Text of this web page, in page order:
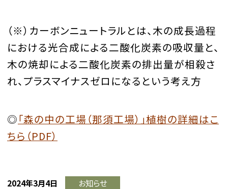
（※）カーボンニュートラルとは、木の成長過程
における光合成による二酸化炭素の吸収量と、
木の焼却による二酸化炭素の排出量が相殺さ
れ、プラスマイナスゼロになるという考え方
◎「森の中の工場（那須工場）」植樹の詳細はこ
ちら（PDF）
2024年3月4日 お知らせ